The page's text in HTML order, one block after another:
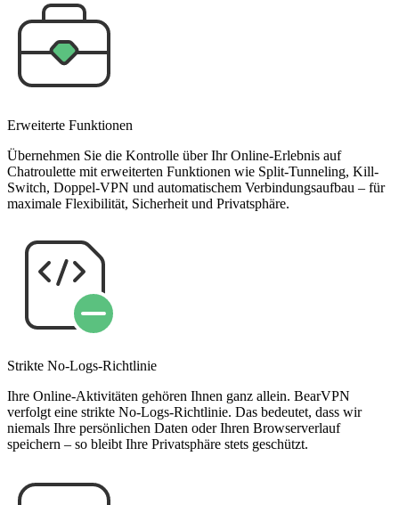
Erweiterte Funktionen
Übernehmen Sie die Kontrolle über Ihr Online-Erlebnis auf
Chatroulette mit erweiterten Funktionen wie Split-Tunneling, Kill-
Switch, Doppel-VPN und automatischem Verbindungsaufbau – für
maximale Flexibilität, Sicherheit und Privatsphäre.
Strikte No-Logs-Richtlinie
Ihre Online-Aktivitäten gehören Ihnen ganz allein. BearVPN
verfolgt eine strikte No-Logs-Richtlinie. Das bedeutet, dass wir
niemals Ihre persönlichen Daten oder Ihren Browserverlauf
speichern – so bleibt Ihre Privatsphäre stets geschützt.